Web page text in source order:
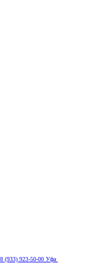
8 (933) 923-50-00 Уфа